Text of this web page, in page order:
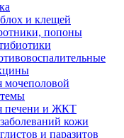
и клещей
попоны
мочеполовой
печени и ЖКТ
кожи
и паразитов